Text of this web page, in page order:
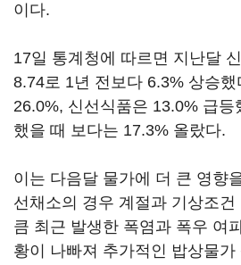
이다.
17일 통계청에 따르면 지난달
8.74로 1년 전보다 6.3% 상승
26.0%, 신선식품은 13.0% 급등
했을 때 보다는 17.3% 올랐다.
이는 다음달 물가에 더 큰 영향
선채소의 경우 계절과 기상조
큼 최근 발생한 폭염과 폭우 여
황이 나빠져 추가적인 밥상물